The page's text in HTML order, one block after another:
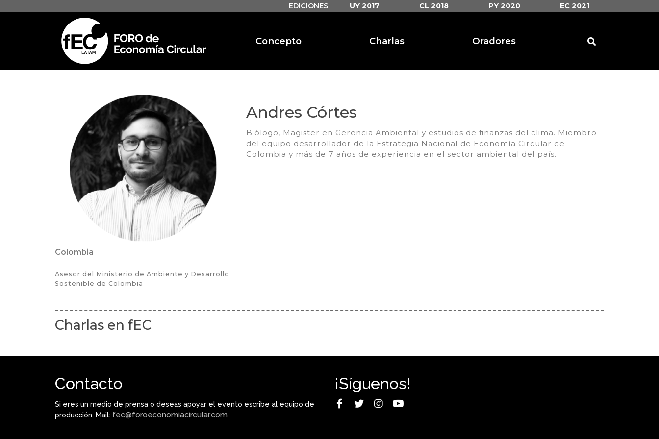
EDICIONES: UY 2017 CL 2018 PY 2020 EC 2021
Concepto Charlas Oradores
Colombia
Asesor del Ministerio de Ambiente y Desarrollo
Sostenible de Colombia
Andres Córtes
Biólogo, Magister en Gerencia Ambiental y estudios de finanzas del clima. Miembro
del equipo desarrollador de la Estrategia Nacional de Economía Circular de
Colombia y más de 7 años de experiencia en el sector ambiental del país.
Charlas en fEC
Contacto
Si eres un medio de prensa o deseas apoyar el evento escribe al equipo de
producción. Mail: fec@foroeconomiacircular.com
¡Síguenos!